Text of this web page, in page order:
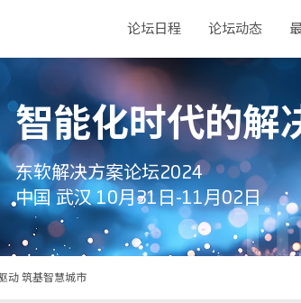
论坛日程 论坛动态
智能化时代的解
东软解决方案论坛2024
中国 武汉 10月31日-11月02日
动 筑基智慧城市